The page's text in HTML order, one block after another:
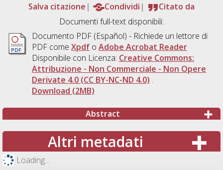
Salva citazione
Condividi
Citato da
Documenti full-text disponibili:
Documento PDF(Español) - Richiede un lettore di
PDF come Xpdfo Adobe Acrobat Reader
Disponibile con Licenza: Creative Commons:
Attribuzione - Non Commerciale - Non Opere
Derivate 4.0 (CC BY-NC-ND 4.0) .
Download (2MB)
Abstract
Altri metadati
Loading...